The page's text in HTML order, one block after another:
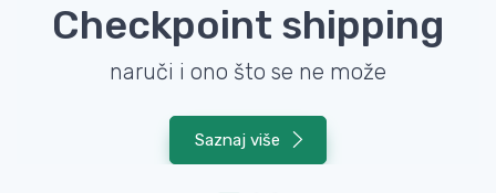
Checkpoint shipping
naruči i ono što se ne može
Saznaj više